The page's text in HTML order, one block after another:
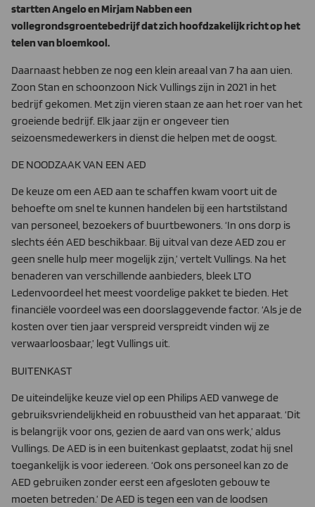
startten Angelo en Mirjam Nabben een
vollegrondsgroentebedrijf dat zich hoofdzakelijk richt op het
telen van bloemkool.
Daarnaast hebben ze nog een klein areaal van 7 ha aan uien.
Zoon Stan en schoonzoon Nick Vullings zijn in 2021 in het
bedrijf gekomen. Met zijn vieren staan ze aan het roer van het
groeiende bedrijf. Elk jaar zijn er ongeveer tien
seizoensmedewerkers in dienst die helpen met de oogst.
DE NOODZAAK VAN EEN AED
De keuze om een AED aan te schaffen kwam voort uit de
behoefte om snel te kunnen handelen bij een hartstilstand
van personeel, bezoekers of buurtbewoners. ‘In ons dorp is
slechts één AED beschikbaar. Bij uitval van deze AED zou er
geen snelle hulp meer mogelijk zijn,’ vertelt Vullings. Na het
benaderen van verschillende aanbieders, bleek LTO
Ledenvoordeel het meest voordelige pakket te bieden. Het
financiële voordeel was een doorslaggevende factor. ‘Als je de
kosten over tien jaar verspreid verspreidt vinden wij ze
verwaarloosbaar,’ legt Vullings uit.
BUITENKAST
De uiteindelijke keuze viel op een Philips AED vanwege de
gebruiksvriendelijkheid en robuustheid van het apparaat. ‘Dit
is belangrijk voor ons, gezien de aard van ons werk,’ aldus
Vullings. De AED is in een buitenkast geplaatst, zodat hij snel
toegankelijk is voor iedereen. ‘Ook ons personeel kan zo de
AED gebruiken zonder eerst een afgesloten gebouw te
moeten betreden.’ De AED is tegen een van de loodsen